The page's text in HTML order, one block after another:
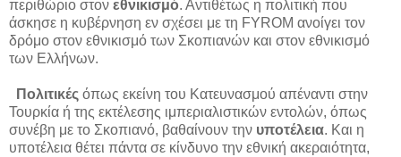
περιθώριο στον εθνικισμό. Αντιθέτως η πολιτική που
άσκησε η κυβέρνηση εν σχέσει με τη FYROM ανοίγει τον
δρόμο στον εθνικισμό των Σκοπιανών και στον εθνικισμό
των Ελλήνων.
Πολιτικές όπως εκείνη του Κατευνασμού απέναντι στην
Τουρκία ή της εκτέλεσης ιμπεριαλιστικών εντολών, όπως
συνέβη με το Σκοπιανό, βαθαίνουν την υποτέλεια. Και η
υποτέλεια θέτει πάντα σε κίνδυνο την εθνική ακεραιότητα,